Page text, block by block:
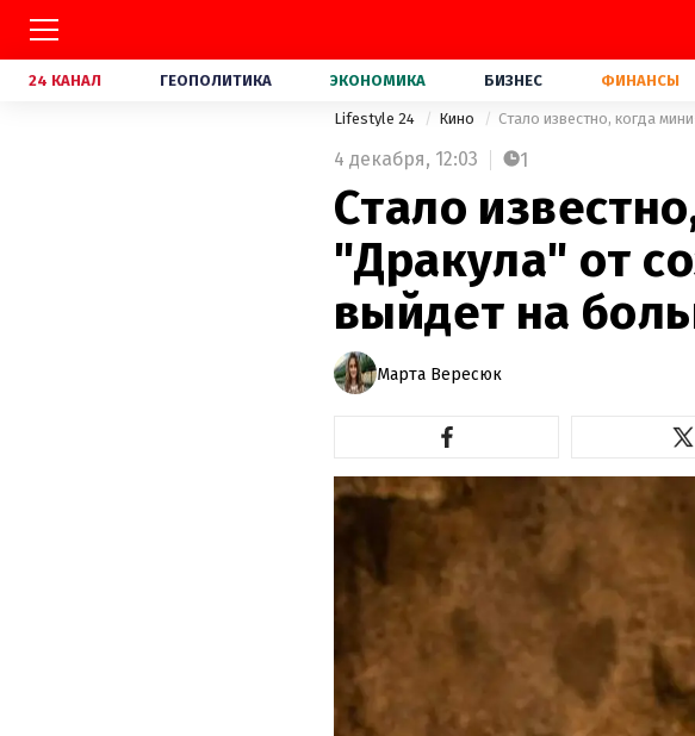
24 КАНАЛ ГЕОПОЛИТИКА ЭКОНОМИКА БИЗНЕС ФИНАНСЫ
Lifestyle 24 Кино Стало известно, когда
4 декабря, 12:03 1
Стало
"Дракула" от
выйдет на
Марта Вересюк